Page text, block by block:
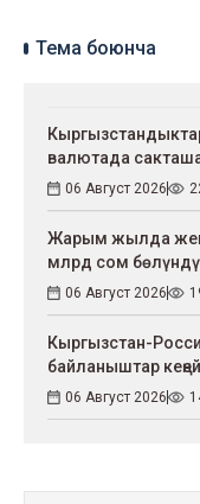
Тема боюнча
валютада
06 Август 2026
Жарым жылда
млрд сом бөлүндү
06 Август 2026
Кыргызстан-
байланыштар
06 Август 2026